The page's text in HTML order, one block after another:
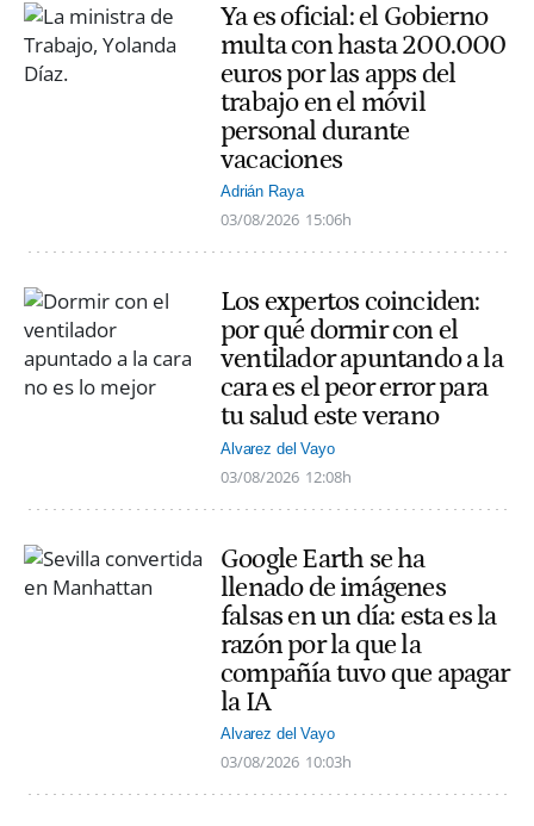
Ya es oficial: el Gobierno
multa con hasta 200.000
euros por las apps del
trabajo en el móvil
personal durante
vacaciones
Adrián Raya
03/08/2026 15:06h
Los expertos coinciden:
por qué dormir con el
ventilador apuntando a la
cara es el peor error para
tu salud este verano
Alvarez del Vayo
03/08/2026 12:08h
Google Earth se ha
llenado de imágenes
falsas en un día: esta es la
razón por la que la
compañía tuvo que apagar
la IA
Alvarez del Vayo
03/08/2026 10:03h